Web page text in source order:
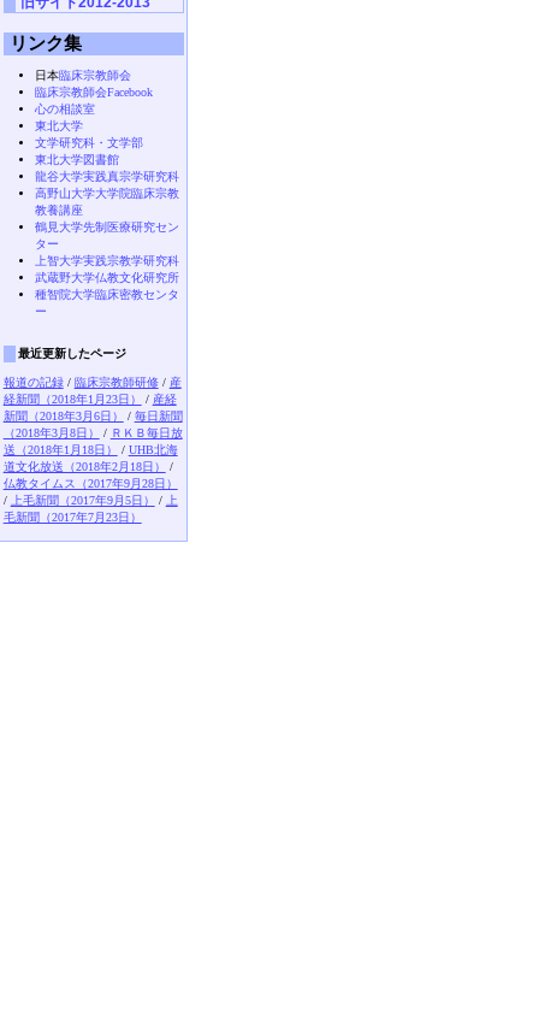
リンク集
日本臨床宗教師会
臨床宗教師会Facebook
心の相談室
東北大学
文学研究科・文学部
東北大学図書館
龍谷大学実践真宗学研究科
高野山大学大学院臨床宗教
教養講座
鶴見大学先制医療研究セン
ター
上智大学実践宗教学研究科
武蔵野大学仏教文化研究所
種智院大学臨床密教センタ
ー
最近更新したページ
報道の記録/ 臨床宗教師研修/ 産
経新聞（2018年1月23日）
/ 産経
新聞（2018年3月6日）
/ 毎日新聞
（2018年3月8日）
/ ＲＫＢ毎日放
送（2018年1月18日）
/ UHB北海
道文化放送（2018年2月18日）
/
仏教タイムス（2017年9月28日）
/
上毛新聞（2017年9月5日） /
上
毛新聞（2017年7月23日）